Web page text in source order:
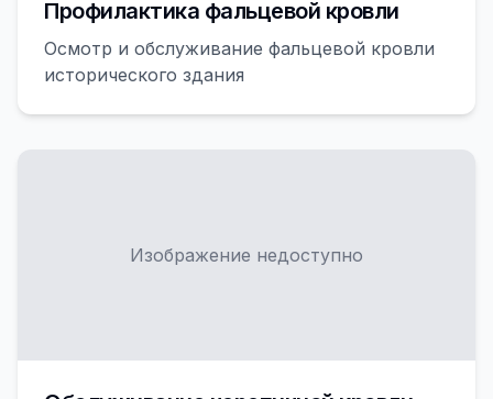
Профилактика фальцевой кровли
Осмотр и обслуживание фальцевой кровли
исторического здания
Изображение недоступно